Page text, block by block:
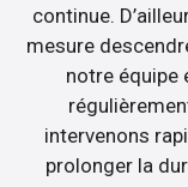
continue.
mesure
notre équipe
intervenons
prolonger la